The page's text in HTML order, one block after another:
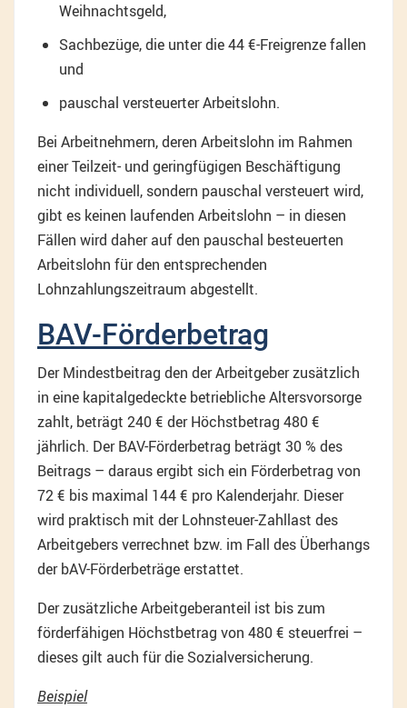
Weihnachtsgeld,
Sachbezüge, die unter die 44 €-Freigrenze fallen
und
pauschal versteuerter Arbeitslohn.
Bei Arbeitnehmern, deren Arbeitslohn im Rahmen
einer Teilzeit- und geringfügigen Beschäftigung
nicht individuell, sondern pauschal versteuert wird,
gibt es keinen laufenden Arbeitslohn – in diesen
Fällen wird daher auf den pauschal besteuerten
Arbeitslohn für den entsprechenden
Lohnzahlungszeitraum abgestellt.
BAV-Förderbetrag
Der Mindestbeitrag den der Arbeitgeber zusätzlich
in eine kapitalgedeckte betriebliche Altersvorsorge
zahlt, beträgt 240 € der Höchstbetrag 480 €
jährlich. Der BAV-Förderbetrag beträgt 30 % des
Beitrags – daraus ergibt sich ein Förderbetrag von
72 € bis maximal 144 € pro Kalenderjahr. Dieser
wird praktisch mit der Lohnsteuer-Zahllast des
Arbeitgebers verrechnet bzw. im Fall des Überhangs
der bAV-Förderbeträge erstattet.
Der zusätzliche Arbeitgeberanteil ist bis zum
förderfähigen Höchstbetrag von 480 € steuerfrei –
dieses gilt auch für die Sozialversicherung.
Beispiel